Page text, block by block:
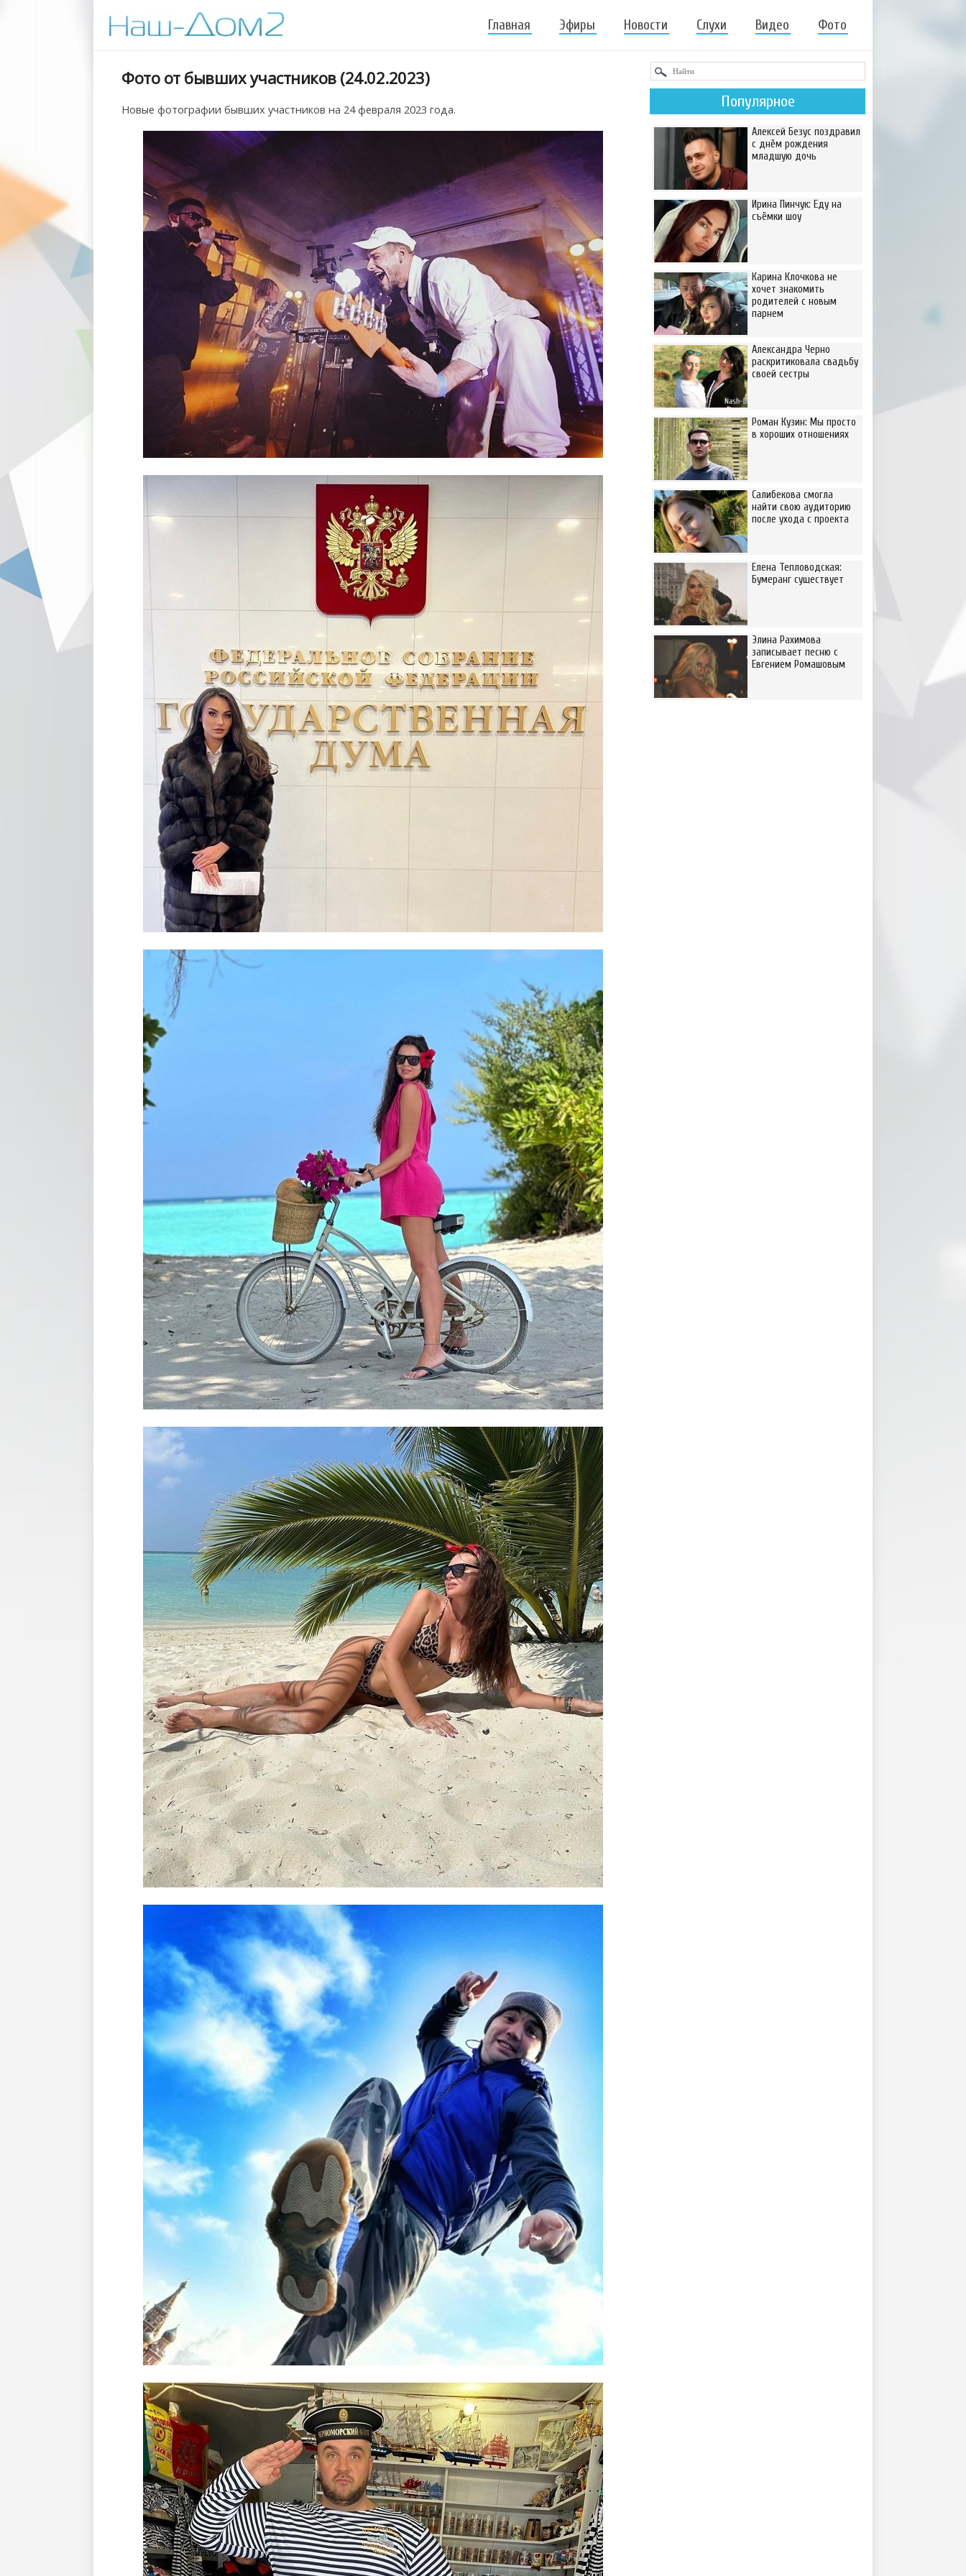
Главная Эфиры Новости Слухи Видео Фото
Фото от бывших участников (24.02.2023)
Новые фотографии бывших участников на 24 февраля 2023 года. Популярное
Алексей Безус поздравил
с днём рождения
младшую дочь
Ирина Пинчук: Еду на
съёмки шоу
Карина Клочкова не
хочет знакомить
родителей с новым
парнем
Александра Черно
раскритиковала свадьбу
своей сестры
Роман Кузин: Мы просто
в хороших отношениях
Салибекова смогла
найти свою аудиторию
после ухода с проекта
Елена Тепловодская:
Бумеранг существует
Элина Рахимова
записывает песню с
Евгением Ромашовым